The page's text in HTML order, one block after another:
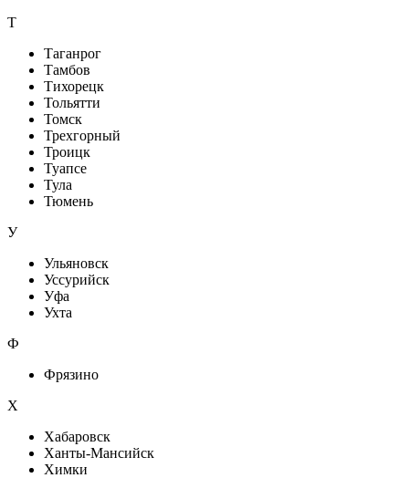
Т
Таганрог
Тамбов
Тихорецк
Тольятти
Томск
Трехгорный
Троицк
Туапсе
Тула
Тюмень
У
Ульяновск
Уссурийск
Уфа
Ухта
Ф
Фрязино
Х
Хабаровск
Ханты-Мансийск
Химки